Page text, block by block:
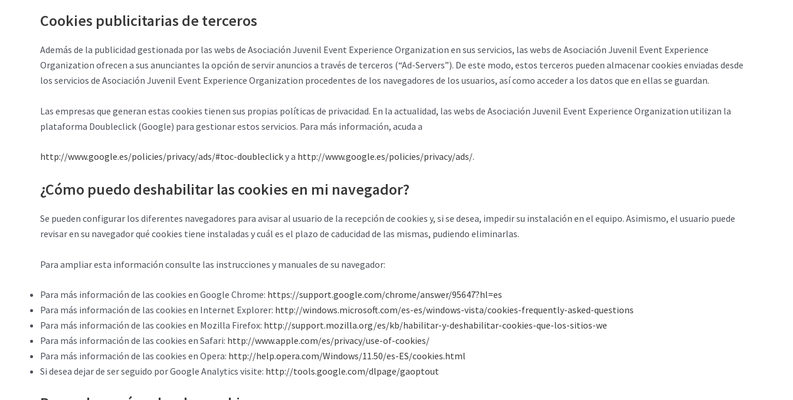
Cookies publicitarias de terceros
Además de la publicidad gestionada por las webs de Asociación Juvenil Event Experience Organization en sus servicios, las webs de Asociación Juvenil Event Experience
Organization ofrecen a sus anunciantes la opción de servir anuncios a través de terceros (“Ad-Servers”). De este modo, estos terceros pueden almacenar cookies enviadas desde
los servicios de Asociación Juvenil Event Experience Organization procedentes de los navegadores de los usuarios, así como acceder a los datos que en ellas se guardan.
Las empresas que generan estas cookies tienen sus propias políticas de privacidad. En la actualidad, las webs de Asociación Juvenil Event Experience Organization utilizan la
plataforma Doubleclick (Google) para gestionar estos servicios. Para más información, acuda a
http://www.google.es/policies/privacy/ads/#toc-doubleclicky a http://www.google.es/policies/privacy/ads/.
¿Cómo puedo deshabilitar las cookies en mi navegador?
Se pueden configurar los diferentes navegadores para avisar al usuario de la recepción de cookies y, si se desea, impedir su instalación en el equipo. Asimismo, el usuario puede
revisar en su navegador qué cookies tiene instaladas y cuál es el plazo de caducidad de las mismas, pudiendo eliminarlas.
Para ampliar esta información consulte las instrucciones y manuales de su navegador:
Para más información de las cookies en Google Chrome: https://support.google.com/chrome/answer/95647?hl=es
Para más información de las cookies en Internet Explorer: http://windows.microsoft.com/es-es/windows-vista/cookies-frequently-asked-questions
Para más información de las cookies en Mozilla Firefox: http://support.mozilla.org/es/kb/habilitar-y-deshabilitar-cookies-que-los-sitios-we
Para más información de las cookies en Safari: http://www.apple.com/es/privacy/use-of-cookies/
Para más información de las cookies en Opera: http://help.opera.com/Windows/11.50/es-ES/cookies.html
Si desea dejar de ser seguido por Google Analytics visite: http://tools.google.com/dlpage/gaoptout